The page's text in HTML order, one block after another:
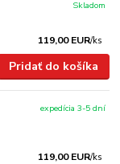
119,00 EUR/ks
Skladom
Pridať do košíka
119,00 EUR/ks
expedícia 3-5 dní